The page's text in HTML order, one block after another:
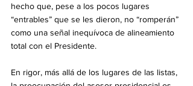
hecho que, pese a los pocos lugares
“entrables” que se les dieron, no “romperán”
como una señal inequívoca de alineamiento
total con el Presidente.
En rigor, más allá de los lugares de las listas,